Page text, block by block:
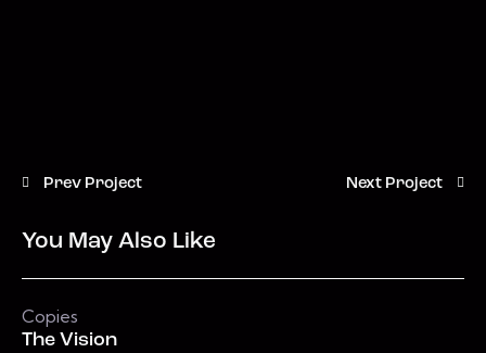
Prev Project Next Project
You May Also Like
Copies
The Vision